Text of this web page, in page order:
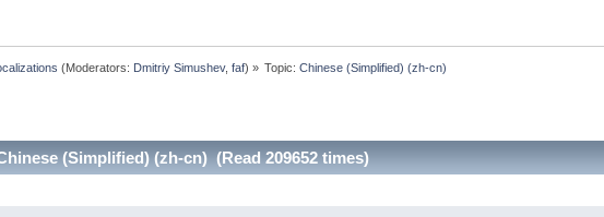
(Moderators: Dmitriy Simushev,faf) » Topic:Chinese (Simplified) (zh-cn)
(Simplified) (zh-cn) (Read 209652 times)